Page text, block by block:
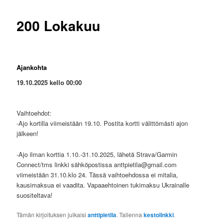
200 Lokakuu
Ajankohta
19.10.2025 kello 00:00
Vaihtoehdot:
-Ajo kortilla viimeistään 19.10. Postita kortti välittömästi ajon
jälkeen!
-Ajo ilman korttia 1.10.-31.10.2025, lähetä Strava/Garmin
Connect/tms linkki sähköpostissa anttpietila@gmail.com
viimeistään 31.10.klo 24. Tässä vaihtoehdossa ei mitalia,
kausimaksua ei vaadita. Vapaaehtoinen tukimaksu Ukrainalle
suositeltava!
Tämän kirjoituksen julkaisianttipietila. Tallennakestolinkki.